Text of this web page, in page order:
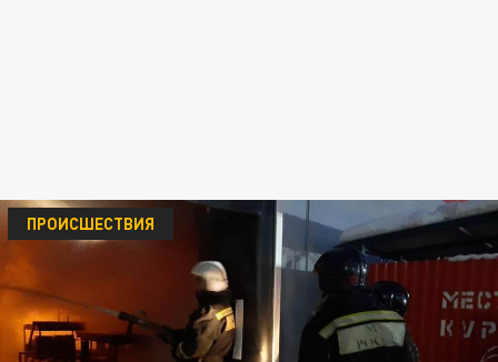
ПРОИСШЕСТВИЯ